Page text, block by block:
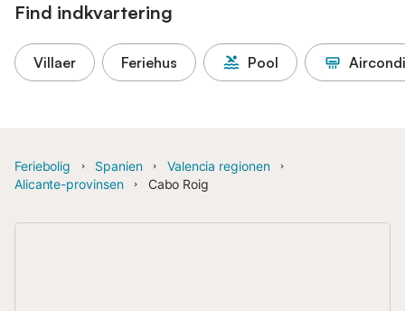
Find indkvartering
Villaer Feriehus Pool
Feriebolig Spanien
Valencia regionen
Alicante-provinsen
Cabo Roig